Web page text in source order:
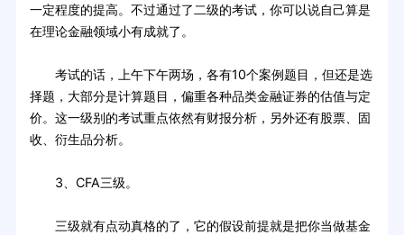
一定程度的提高。不过通过了二级的考试，你可以说自己算是
在理论金融领域小有成就了。
考试的话，上午下午两场，各有10个案例题目，但还是选
择题，大部分是计算题目，偏重各种品类金融证券的估值与定
价。这一级别的考试重点依然有财报分析，另外还有股票、固
收、衍生品分析。
3、CFA三级。
三级就有点动真格的了，它的假设前提就是把你当做基金